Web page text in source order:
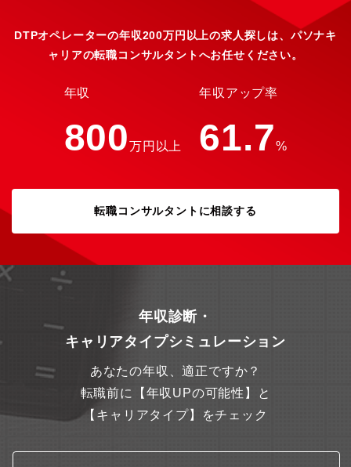
DTPオペレーターの年収200万円以上の求人探しは、パソナキ
ャリアの転職コンサルタントへお任せください。
年収
800万円以上
年収アップ率
61.7%
転職コンサルタントに相談する
年収診断・
キャリアタイプシミュレーション
あなたの年収、適正ですか？
転職前に【年収UPの可能性】と
【キャリアタイプ】をチェック